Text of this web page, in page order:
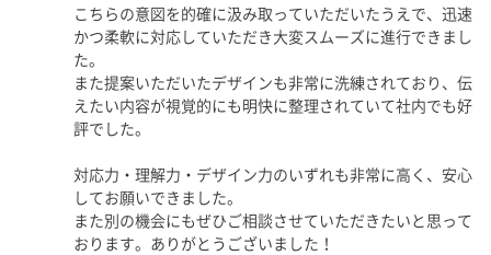
こちらの意図を的確に汲み取っていただいたうえで、迅速
かつ柔軟に対応していただき大変スムーズに進行できまし
た。
また提案いただいたデザインも非常に洗練されており、伝
えたい内容が視覚的にも明快に整理されていて社内でも好
評でした。
対応力・理解力・デザイン力のいずれも非常に高く、安心
してお願いできました。
また別の機会にもぜひご相談させていただきたいと思って
おります。ありがとうございました！